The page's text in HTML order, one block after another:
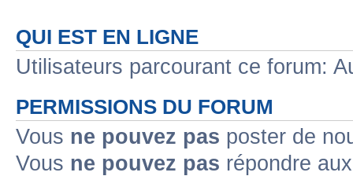
QUI EST EN LIGNE
Utilisateurs parcourant ce forum:
PERMISSIONS DU FORUM
Vous ne pouvez pas poster de
Vous ne pouvez pas répondre